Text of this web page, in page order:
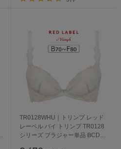
TR0128WHU｜トリンプ レッド
レーベル バイ トリンプ TR0128
シリーズ ブラジャー単品 BCDEF